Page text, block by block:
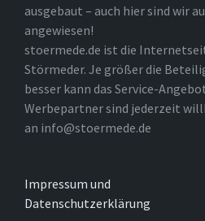
ausgebaut – auch hier sind wir
angewiesen!
stoermede.de ist die
Störmeder. Je größer die
besser kann das Service-
Werbepartner sind jederzeit
an info@stoermede.de
Impressum und
Datenschutzerklärung